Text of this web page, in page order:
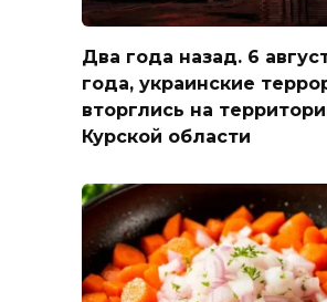
Два года назад. 6
года, украинские
вторглись на
Курской области